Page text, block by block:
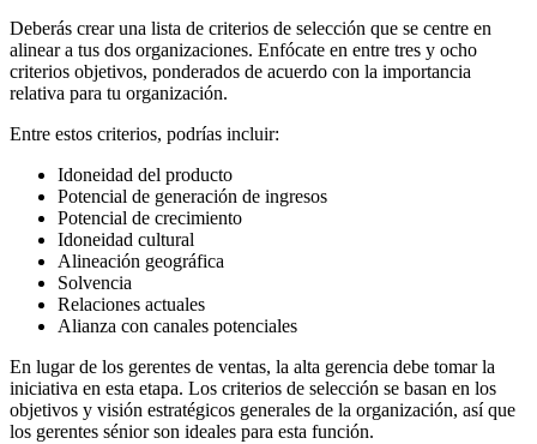
Deberás crear una lista de criterios de selección que se centre en
alinear a tus dos organizaciones. Enfócate en entre tres y ocho
criterios objetivos, ponderados de acuerdo con la importancia
relativa para tu organización.
Entre estos criterios, podrías incluir:
Idoneidad del producto
Potencial de generación de ingresos
Potencial de crecimiento
Idoneidad cultural
Alineación geográfica
Solvencia
Relaciones actuales
Alianza con canales potenciales
En lugar de los gerentes de ventas, la alta gerencia debe tomar la
iniciativa en esta etapa. Los criterios de selección se basan en los
objetivos y visión estratégicos generales de la organización, así que
los gerentes sénior son ideales para esta función.